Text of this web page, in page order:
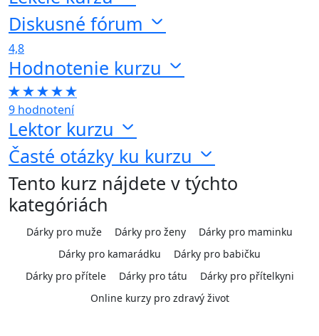
Diskusné fórum
4,8
Hodnotenie kurzu
9 hodnotení
Lektor kurzu
Časté otázky ku kurzu
Tento kurz nájdete v týchto
kategóriách
Dárky pro muže Dárky pro ženy
Dárky pro maminku
Dárky pro kamarádku
Dárky pro babičku
Dárky pro přítele
Dárky pro tátu
Dárky pro přítelkyni
Online kurzy pro zdravý život